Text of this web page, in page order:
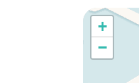
+
−